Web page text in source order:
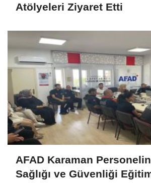
Atölyeleri Ziyaret Etti
AFAD Karaman
Sağlığı ve Güvenliği